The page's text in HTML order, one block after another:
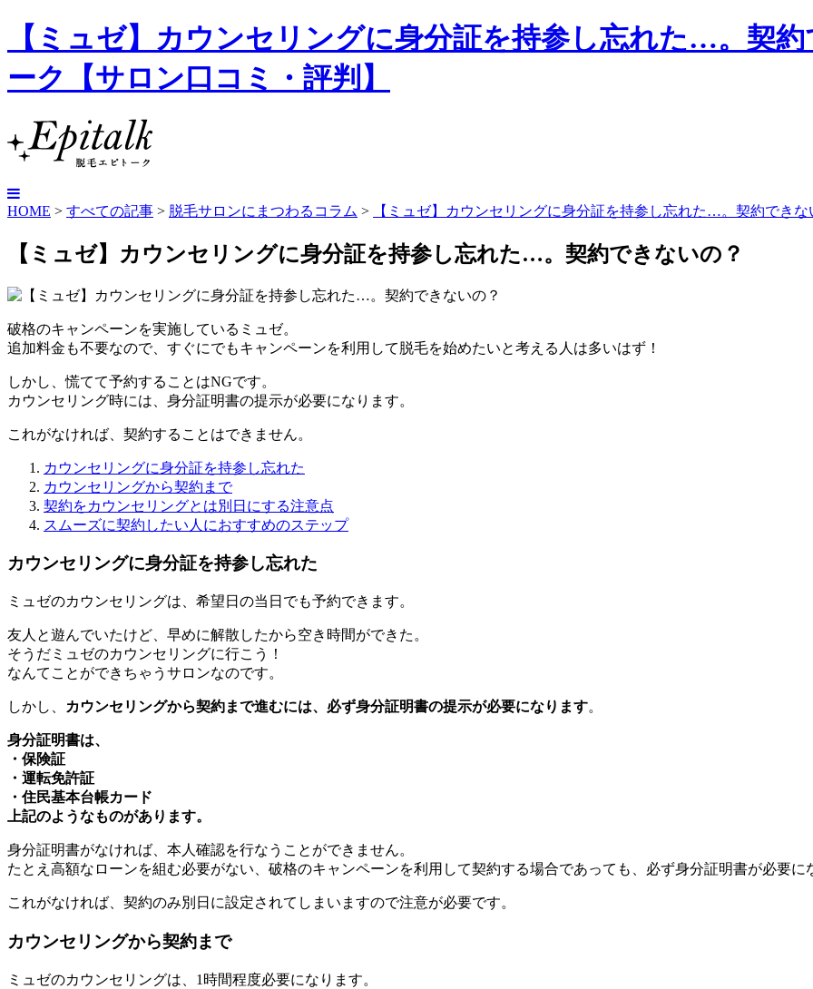
【ミュゼ】カウンセリングに身分証を持参し忘れた…。契
ーク【サロン口コミ・評判】
HOME > すべての記事 > 脱毛サロンにまつわるコラム > 【ミュゼ】カウンセリングに身分証を持参し忘れた…。契約できな
【ミュゼ】カウンセリングに身分証を持参し忘れた…。契約できないの？
破格のキャンペーンを実施しているミュゼ。
追加料金も不要なので、すぐにでもキャンペーンを利用して脱毛を始めたいと考える人は多いはず！
しかし、慌てて予約することはNGです。
カウンセリング時には、身分証明書の提示が必要になります。
これがなければ、契約することはできません。
カウンセリングに身分証を持参し忘れた
カウンセリングから契約まで
契約をカウンセリングとは別日にする注意点
スムーズに契約したい人におすすめのステップ
カウンセリングに身分証を持参し忘れた
ミュゼのカウンセリングは、希望日の当日でも予約できます。
友人と遊んでいたけど、早めに解散したから空き時間ができた。
そうだミュゼのカウンセリングに行こう！
なんてことができちゃうサロンなのです。
しかし、 カウンセリングから契約まで進むには、必ず身分証明書の提示が必要になります。
身分証明書は、
・保険証
・運転免許証
・住民基本台帳カード
上記のようなものがあります。
身分証明書がなければ、本人確認を行なうことができません。
たとえ高額なローンを組む必要がない、破格のキャンペーンを利用して契約する場合であっても、必ず身分証明書が必要に
これがなければ、契約のみ別日に設定されてしまいますので注意が必要です。
カウンセリングから契約まで
ミュゼのカウンセリングは、1時間程度必要になります。